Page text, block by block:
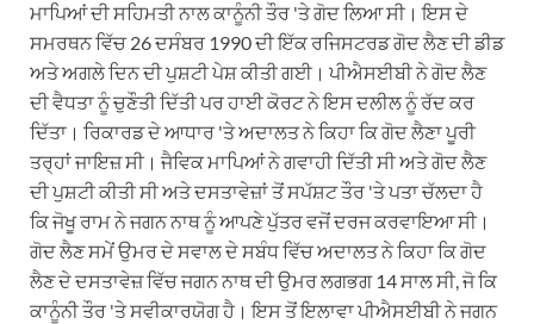
ਮਾਪਿਆਂ ਦੀ ਸਹਿਮਤੀ ਨਾਲ ਕਾਨੂੰਨੀ ਤੌਰ 'ਤੇ ਗੋਦ ਲਿਆ ਸੀ। ਇਸ ਦੇ
ਸਮਰਥਨ ਵਿੱਚ 26 ਦਸੰਬਰ 1990 ਦੀ ਇੱਕ ਰਜਿਸਟਰਡ ਗੋਦ ਲੈਣ ਦੀ ਡੀਡ
ਅਤੇ ਅਗਲੇ ਦਿਨ ਦੀ ਪੁਸ਼ਟੀ ਪੇਸ਼ ਕੀਤੀ ਗਈ। ਪੀਐਸਈਬੀ ਨੇ ਗੋਦ ਲੈਣ
ਦੀ ਵੈਧਤਾ ਨੂੰ ਚੁਣੌਤੀ ਦਿੱਤੀ ਪਰ ਹਾਈ ਕੋਰਟ ਨੇ ਇਸ ਦਲੀਲ ਨੂੰ ਰੱਦ ਕਰ
ਦਿੱਤਾ। ਰਿਕਾਰਡ ਦੇ ਆਧਾਰ 'ਤੇ ਅਦਾਲਤ ਨੇ ਕਿਹਾ ਕਿ ਗੋਦ ਲੈਣਾ ਪੂਰੀ
ਤਰ੍ਹਾਂ ਜਾਇਜ਼ ਸੀ। ਜੈਵਿਕ ਮਾਪਿਆਂ ਨੇ ਗਵਾਹੀ ਦਿੱਤੀ ਸੀ ਅਤੇ ਗੋਦ ਲੈਣ
ਦੀ ਪੁਸ਼ਟੀ ਕੀਤੀ ਸੀ ਅਤੇ ਦਸਤਾਵੇਜ਼ਾਂ ਤੋਂ ਸਪੱਸ਼ਟ ਤੌਰ 'ਤੇ ਪਤਾ ਚੱਲਦਾ ਹੈ
ਕਿ ਜੋਖੂ ਰਾਮ ਨੇ ਜਗਨ ਨਾਥ ਨੂੰ ਆਪਣੇ ਪੁੱਤਰ ਵਜੋਂ ਦਰਜ ਕਰਵਾਇਆ ਸੀ।
ਗੋਦ ਲੈਣ ਸਮੇਂ ਉਮਰ ਦੇ ਸਵਾਲ ਦੇ ਸਬੰਧ ਵਿੱਚ ਅਦਾਲਤ ਨੇ ਕਿਹਾ ਕਿ ਗੋਦ
ਲੈਣ ਦੇ ਦਸਤਾਵੇਜ਼ ਵਿੱਚ ਜਗਨ ਨਾਥ ਦੀ ਉਮਰ ਲਗਭਗ 14 ਸਾਲ ਸੀ, ਜੋ ਕਿ
ਕਾਨੂੰਨੀ ਤੌਰ 'ਤੇ ਸਵੀਕਾਰਯੋਗ ਹੈ। ਇਸ ਤੋਂ ਇਲਾਵਾ ਪੀਐਸਈਬੀ ਨੇ ਜਗਨ